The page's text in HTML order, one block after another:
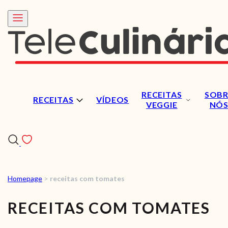
RECEITAS VÍDEOS
RECEITAS
VEGGIE
NÓS
RECEITAS
VÍDEOS
Homepage > receitas com tomates
RECEITAS COM TOMATES